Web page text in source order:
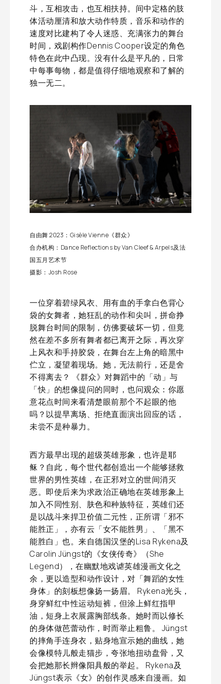
斗，互相攻击，也互相扶持。间中定格的肢
体活动厘清和放大动作特质，音乐和动作的
速度对比建构了令人迷惑、充满张力的舞台
时间，戏剧构作Dennis Cooper设定的角色
特色在此中凸现。没有什么是平凡的，日常
中每事每物，都是值得仔细地观察和了解的
独一无二。
自由舞 2023：Gisèle Vienne《群众》
合办机构：Dance Reflections by Van Cleef & Arpels及法
国五月艺术节
摄影：Josh Rose
一位穿着碧绿风衣、用有血的手拿白色背心
袋的女舞者，她狂乱的动作和尖叫，拼命挣
脱舞台时间的限制，仿佛要破坏一切，但竟
然在差不多所有舞者都已离开之际，再次穿
上风衣和手持胶袋，在舞台左上角的暗黑中
伫立，凝望着现场。她，无法前行，还是舍
不得离去？ 《群众》对舞蹈中的「动」与
「快」的想像提问的同时，也问观众：你愿
意花点时间来看清楚眼前那个不起眼的他
吗？以提早离场、拒绝直面演出回应的话，
未尝不是种暴力。
西方最早出现的超级英雄形象，也许是耶
稣？自此，每个世代都创造出一个能够拯救
世界的男性英雄，在正邪对立的世间消灭
恶。即使后来为求政治正确地在英雄形象上
加入不同性别、肤色和种族特征，英雄们还
是以战斗来捍卫价值二元性，正所谓「邪不
能胜正」，亦有云「女不能胜男」、「黑不
能胜白」也。来自德国汉堡的Lisa Rykena及
Carolin Jüngst的《女侠传奇》（She
Legend），在幽默地戏谑英雄漫画文化之
余，更以造型和动作设计，对「舞蹈的女性
身体」的刻板想像扬一扬眉。 Rykena光头，
身穿鲜红中性运动短裤，但涂上鲜红指甲
油，短身上衣展露胸部线条。她时而以修长
的身体做芭蕾动作，时而举止粗鲁。 Jüngst
的摔角手连身衣，贴身地宣示她的曲线，她
会像模特儿般走猫步，夸张地扭动盘骨，又
会把她那长辫像阳具般的举起。 Rykena及
Jüngst表示《女》的创作灵感来自漫画。如